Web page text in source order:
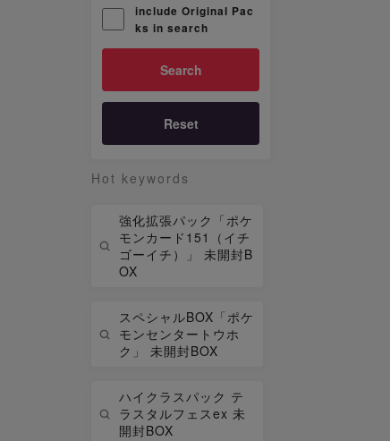
include Original Pac
ks in search
Reset
Hot keywords
強化拡張パック「ポケ
モンカード151（イチ
ゴーイチ）」 未開封B
OX
スペシャルBOX「ポケ
モンセンタートウホ
ク」 未開封BOX
ハイクラスパック テ
ラスタルフェスex 未
開封BOX